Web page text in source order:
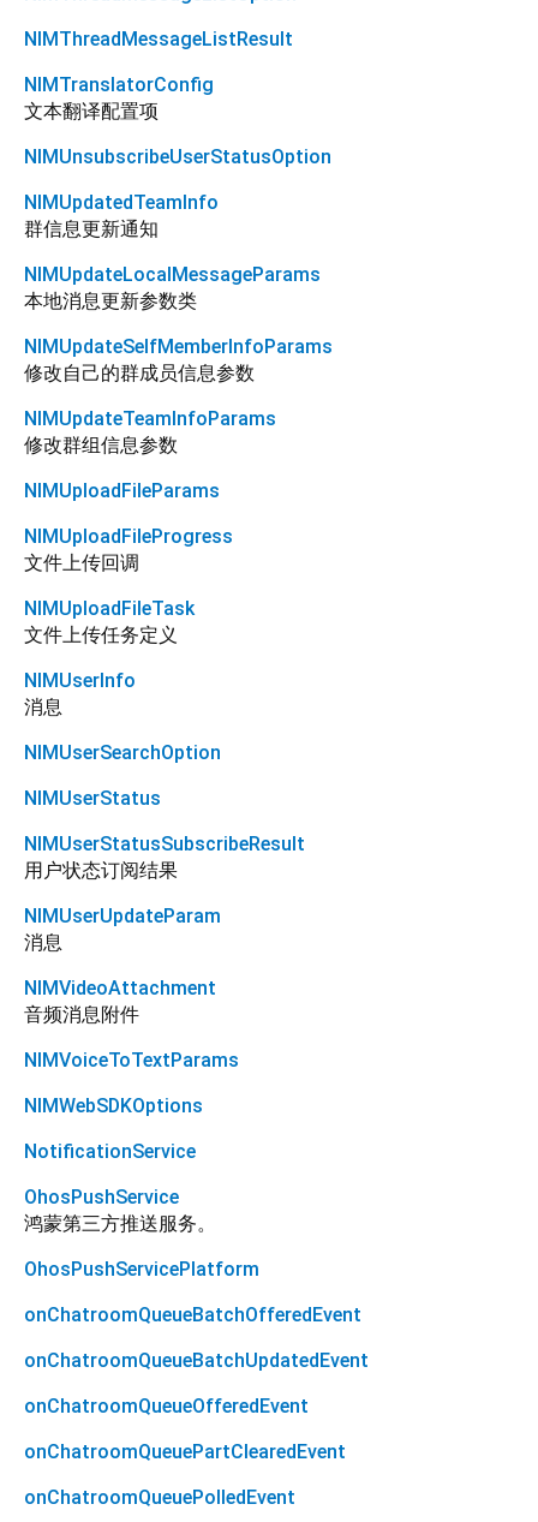
NIMThreadMessageListResult
NIMTranslatorConfig
文本翻译配置项
NIMUnsubscribeUserStatusOption
NIMUpdatedTeamInfo
群信息更新通知
NIMUpdateLocalMessageParams
本地消息更新参数类
NIMUpdateSelfMemberInfoParams
修改自己的群成员信息参数
NIMUpdateTeamInfoParams
修改群组信息参数
NIMUploadFileParams
NIMUploadFileProgress
文件上传回调
NIMUploadFileTask
文件上传任务定义
NIMUserInfo
消息
NIMUserSearchOption
NIMUserStatus
NIMUserStatusSubscribeResult
用户状态订阅结果
NIMUserUpdateParam
消息
NIMVideoAttachment
音频消息附件
NIMVoiceToTextParams
NIMWebSDKOptions
NotificationService
OhosPushService
鸿蒙第三方推送服务。
OhosPushServicePlatform
onChatroomQueueBatchOfferedEvent
onChatroomQueueBatchUpdatedEvent
onChatroomQueueOfferedEvent
onChatroomQueuePartClearedEvent
onChatroomQueuePolledEvent